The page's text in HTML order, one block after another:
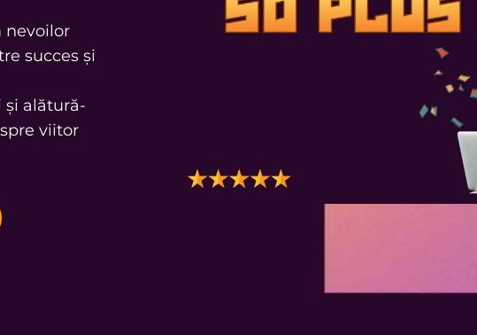
nevoilor
succes și
și alătură-
viitor